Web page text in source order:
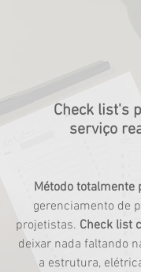
Check list's
serviço
Método totalmente
gerenciamento de
projetistas. Check list
deixar nada faltando
a estrutura,